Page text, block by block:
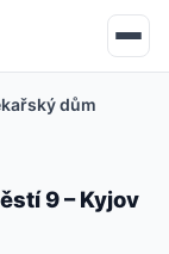
dům
9 – Kyjov